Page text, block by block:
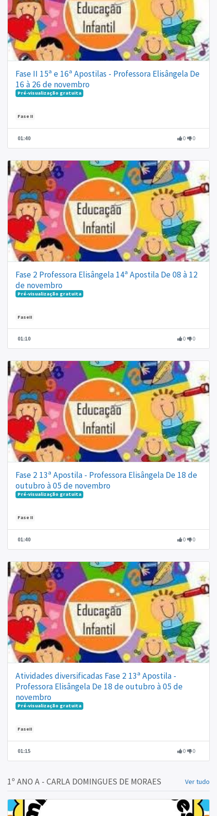
Fase II 15ª e 16ª Apostilas - Professora Elisângela De
16 à 26 de novembro
Pré-visualização gratuita
Fase II
01:40 0 0
Fase 2 Professora Elisângela 14ª Apostila De 08 à 12
de novembro
Pré-visualização gratuita
FaseII
01:10 0 0
Fase 2 13ª Apostila - Professora Elisângela De 18 de
outubro à 05 de novembro
Pré-visualização gratuita
Fase II
01:40 0 0
Atividades diversificadas Fase 2 13ª Apostila -
Professora Elisângela De 18 de outubro à 05 de
novembro
Pré-visualização gratuita
FaseII
01:15 0 0
1º ANO A - CARLA DOMINGUES DE MORAES Ver tudo